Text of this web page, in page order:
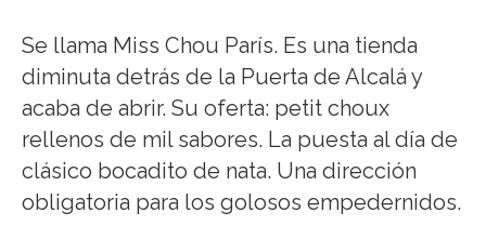
Se llama Miss Chou París. Es una tienda
diminuta detrás de la Puerta de Alcalá y
acaba de abrir. Su oferta: petit choux
rellenos de mil sabores. La puesta al día de
clásico bocadito de nata. Una dirección
obligatoria para los golosos empedernidos.